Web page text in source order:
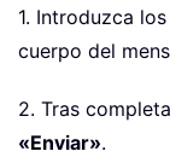
1. Introduzca
cuerpo del
2. Tras
«Enviar».